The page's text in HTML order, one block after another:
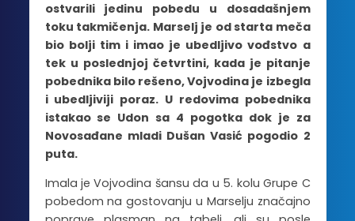
ostvarili jedinu pobedu u dosadašnjem
toku takmičenja. Marselj je od starta meča
bio bolji tim i imao je ubedljivo vođstvo a
tek u poslednjoj četvrtini, kada je pitanje
pobednika bilo rešeno, Vojvodina je izbegla
i ubedljiviji poraz. U redovima pobednika
istakao se Udon sa 4 pogotka dok je za
Novosađane mladi Dušan Vasić pogodio 2
puta.
Imala je Vojvodina šansu da u 5. kolu Grupe C
pobedom na gostovanju u Marselju značajno